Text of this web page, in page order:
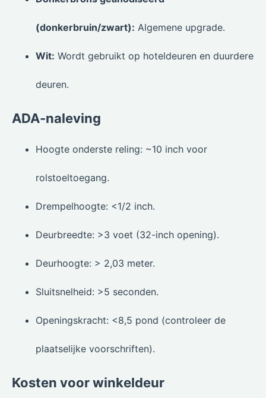
(donkerbruin/zwart): Algemene upgrade.
Wit: Wordt gebruikt op hoteldeuren en duurdere
deuren.
ADA-naleving
Hoogte onderste reling: ~10 inch voor
rolstoeltoegang.
Drempelhoogte: <1/2 inch.
Deurbreedte: >3 voet (32-inch opening).
Deurhoogte: > 2,03 meter.
Sluitsnelheid: >5 seconden.
Openingskracht: <8,5 pond (controleer de
plaatselijke voorschriften).
Kosten voor winkeldeur